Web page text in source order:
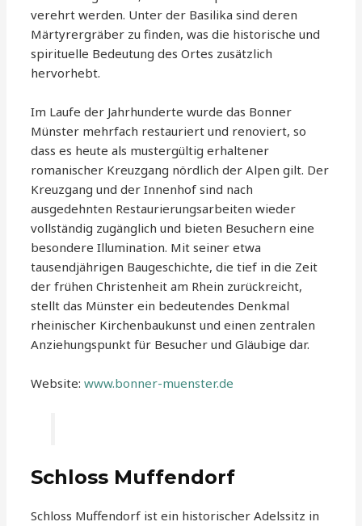
verehrt werden. Unter der Basilika sind deren
Märtyrergräber zu finden, was die historische und
spirituelle Bedeutung des Ortes zusätzlich
hervorhebt.
Im Laufe der Jahrhunderte wurde das Bonner
Münster mehrfach restauriert und renoviert, so
dass es heute als mustergültig erhaltener
romanischer Kreuzgang nördlich der Alpen gilt. Der
Kreuzgang und der Innenhof sind nach
ausgedehnten Restaurierungsarbeiten wieder
vollständig zugänglich und bieten Besuchern eine
besondere Illumination. Mit seiner etwa
tausendjährigen Baugeschichte, die tief in die Zeit
der frühen Christenheit am Rhein zurückreicht,
stellt das Münster ein bedeutendes Denkmal
rheinischer Kirchenbaukunst und einen zentralen
Anziehungspunkt für Besucher und Gläubige dar.
Website:www.bonner-muenster.de
Schloss Muffendorf
Schloss Muffendorf ist ein historischer Adelssitz in